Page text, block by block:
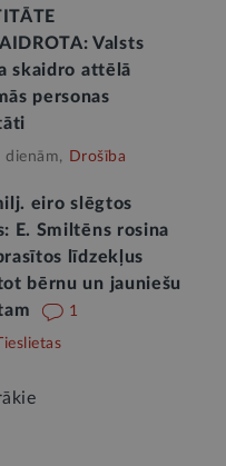
Valsts
skaidro attēlā
personas
dienām, Drošība
eiro slēgtos
E. Smiltēns rosina
līdzekļus
bērnu un jauniešu
1
Tieslietas